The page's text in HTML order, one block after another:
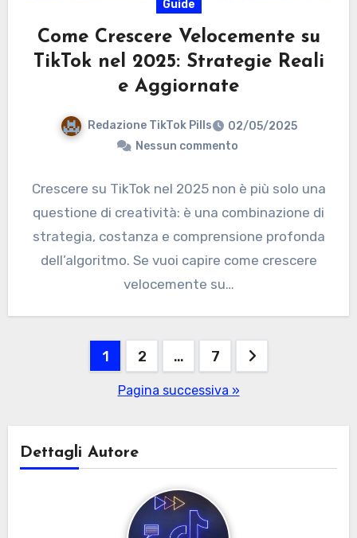
Guide
Come Crescere Velocemente su
TikTok nel 2025: Strategie Reali
e Aggiornate
Redazione TikTok Pills
02/05/2025
Nessun commento
Crescere su TikTok nel 2025 non è più solo una
questione di creatività: è una combinazione di
strategia, costanza e comprensione profonda
dell’algoritmo. Se vuoi capire come crescere
velocemente su…
Paginazione
1 2 … 7
Pagina successiva »
Dettagli Autore